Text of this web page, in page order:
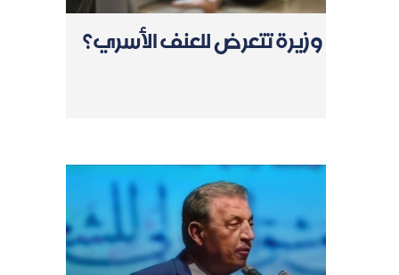
وزيرة تتعرض للعنف الأسري؟